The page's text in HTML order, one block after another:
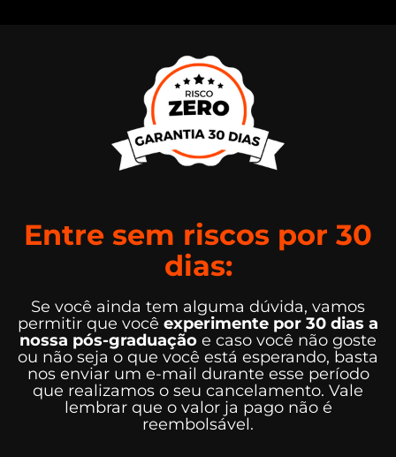
Entre sem riscos por 30
dias:
Se você ainda tem alguma dúvida, vamos
permitir que você experimente por 30 dias a
nossa pós-graduação e caso você não goste
ou não seja o que você está esperando, basta
nos enviar um e-mail durante esse período
que realizamos o seu cancelamento. Vale
lembrar que o valor ja pago não é
reembolsável.